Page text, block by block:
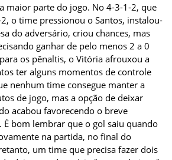
maior parte do jogo. No 4-3-1-2, que
o time pressionou o Santos, instalou-
do adversário, criou chances, mas
ganhar de pelo menos 2 a 0
os pênaltis, o Vitória afrouxou a
ter alguns momentos de controle
nenhum time consegue manter a
de jogo, mas a opção de deixar
acabou favorecendo o breve
É bom lembrar que o gol saiu quando
na partida, no final do
um time que precisa fazer dois